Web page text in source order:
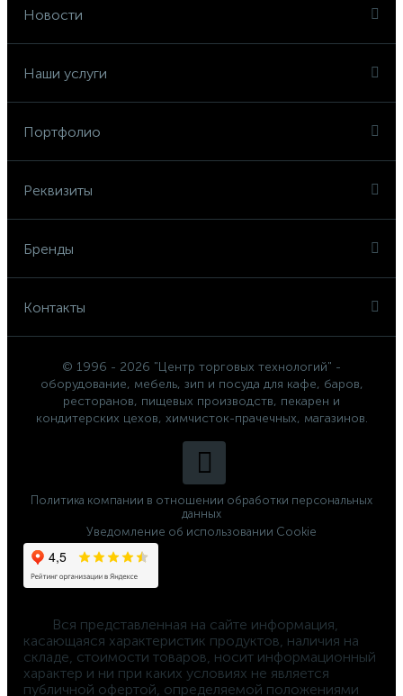
Новости
Наши услуги
Портфолио
Реквизиты
Бренды
Контакты
© 1996 - 2026 "Центр торговых технологий" -
оборудование, мебель, зип и посуда для кафе, баров,
ресторанов, пищевых производств, пекарен и
кондитерских цехов, химчисток-прачечных, магазинов.
Политика компании в отношении обработки персональных
данных
Уведомление об использовании Cookie
касающаяся характеристик продуктов, наличия на
складе, стоимости товаров, носит информационный
характер и ни при каких условиях не является
публичной офертой, определяемой положениями